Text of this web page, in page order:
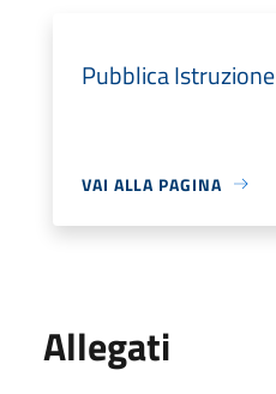
Pubblica Istruzione
VAI ALLA PAGINA
Allegati